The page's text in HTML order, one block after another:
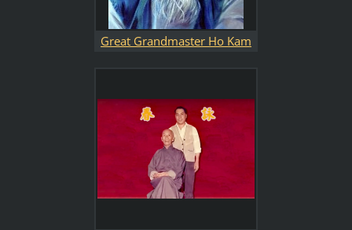
Great Grandmaster Ho Kam